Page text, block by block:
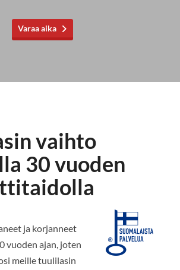
Varaa aika
vaihto
30 vuoden
ja korjanneet
vuoden ajan, joten
meille tuulilasin